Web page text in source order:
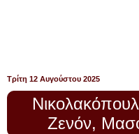
Τρίτη 12 Αυγούστου 2025
Ζενόν,